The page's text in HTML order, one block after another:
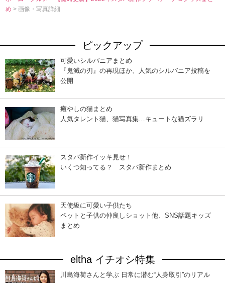
め> 画像・写真詳細
ピックアップ
可愛いシルバニアまとめ
『鬼滅の刃』の再現ほか、人気のシルバニア投稿を
公開
癒やしの猫まとめ
人気タレント猫、猫写真集…キュートな猫ズラリ
スタバ新作イッキ見せ！
いくつ知ってる？ スタバ新作まとめ
天使級に可愛い子供たち
ペットと子供の仲良しショット他、SNS話題キッズ
まとめ
eltha イチオシ特集
川島海荷さんと学ぶ 日常に潜む“人身取引”のリアル